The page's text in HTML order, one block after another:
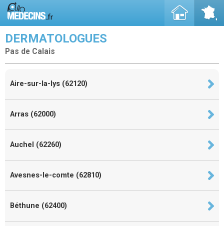
DERMATOLOGUES
Pas de Calais
Aire-sur-la-lys (62120)
Arras (62000)
Auchel (62260)
Avesnes-le-comte (62810)
Béthune (62400)